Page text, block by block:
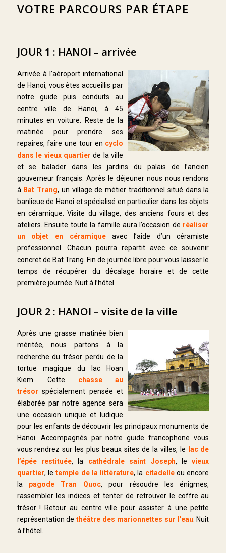
VOTRE PARCOURS PAR ÉTAPE
JOUR 1 : HANOI – arrivée
Arrivée à l’aéroport international
de Hanoi, vous êtes accueillis par
notre guide puis conduits au
centre ville de Hanoi, à 45
minutes en voiture. Reste de la
matinée pour prendre ses
repaires, faire une tour en cyclo
dans le vieux quartier de la ville
et se balader dans les jardins du palais de l’ancien
gouverneur français. Après le déjeuner nous nous rendons
à Bat Trang, un village de métier traditionnel situé dans la
banlieue de Hanoi et spécialisé en particulier dans les objets
en céramique. Visite du village, des anciens fours et des
ateliers. Ensuite toute la famille aura l’occasion de réaliser
un objet en céramiqueavec l’aide d’un céramiste
professionnel. Chacun pourra repartit avec ce souvenir
concret de Bat Trang. Fin de journée libre pour vous laisser le
temps de récupérer du décalage horaire et de cette
première journée. Nuit à l’hôtel.
JOUR 2 : HANOI – visite de la ville
Après une grasse matinée bien
méritée, nous partons à la
recherche du trésor perdu de la
tortue magique du lac Hoan
Kiem. Cette chasse au
trésor spécialement pensée et
élaborée par notre agence sera
une occasion unique et ludique
pour les enfants de découvrir les principaux monuments de
Hanoi. Accompagnés par notre guide francophone vous
vous rendrez sur les plus beaux sites de la villes, le
lac de
l’épée restituée, la cathédrale saint Joseph, levieux
quartier, letemple de la littérature, la citadelleou encore
la pagode Tran Quoc, pour résoudre les énigmes,
rassembler les indices et tenter de retrouver le coffre au
trésor ! Retour au centre ville pour assister à une petite
représentation dethéâtre des marionnettes sur l’eau. Nuit
à l’hôtel.